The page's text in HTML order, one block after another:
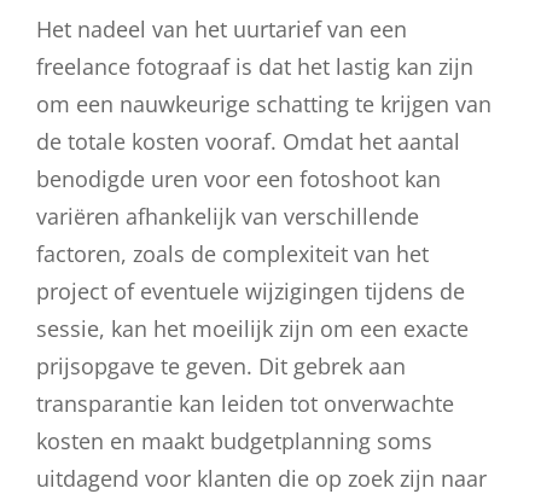
Het nadeel van het uurtarief van een
freelance fotograaf is dat het lastig kan zijn
om een nauwkeurige schatting te krijgen van
de totale kosten vooraf. Omdat het aantal
benodigde uren voor een fotoshoot kan
variëren afhankelijk van verschillende
factoren, zoals de complexiteit van het
project of eventuele wijzigingen tijdens de
sessie, kan het moeilijk zijn om een exacte
prijsopgave te geven. Dit gebrek aan
transparantie kan leiden tot onverwachte
kosten en maakt budgetplanning soms
uitdagend voor klanten die op zoek zijn naar